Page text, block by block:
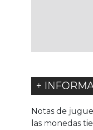
+
Notas de
las monedas